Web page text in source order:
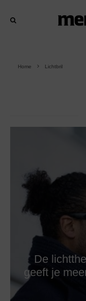
Home Lichtbril
De
geeft je